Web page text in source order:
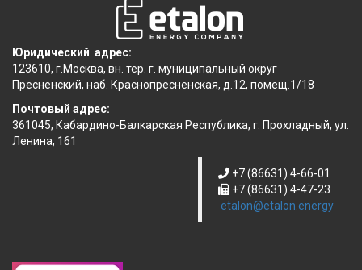
Юридический адрес:
123610, г.Москва, вн. тер. г. муниципальный округ
Пресненский, наб. Краснопресненская, д.12, помещ.1/18
Почтовый адрес:
361045, Кабардино-Балкарская Республика, г. Прохладный, ул.
Ленина, 161
+7 (86631) 4-66-01
+7 (86631) 4-47-23
etalon@etalon.energy